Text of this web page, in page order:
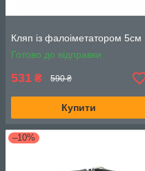
Кляп із фалоіметатором 5см
Готово до відправки
531 ₴ 590 ₴
Купити
–10%